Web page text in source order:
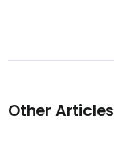
Other Articles